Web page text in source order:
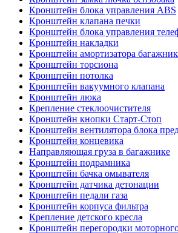
Кронштейн блока управления ABS
Кронштейн клапана печки
Кронштейн блока управления
Кронштейн накладки
Кронштейн амортизатора
Кронштейн торсиона
Кронштейн потолка
Кронштейн вакуумного клапана
Кронштейн люка
Крепление стеклоочистителя
Кронштейн кнопки Старт-Стоп
Кронштейн вентилятора блока
Кронштейн концевика
Направляющая груза в багажнике
Кронштейн подрамника
Кронштейн бачка омывателя
Кронштейн датчика детонации
Кронштейн педали газа
Кронштейн корпуса фильтра
Крепление детского кресла
Кронштейн перегородки